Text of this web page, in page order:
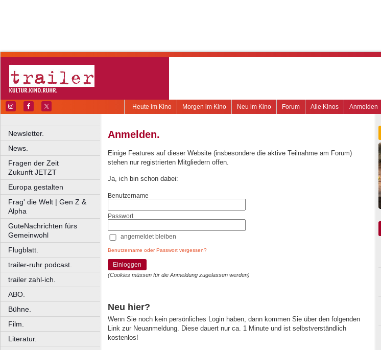
Anmelden
Alle Kinos
Forum
Neu im Kino
Morgen im Kino
Heute im Kino
Newsletter.
News.
Fragen der Zeit
Zukunft JETZT
Europa gestalten
Frag' die Welt | Gen Z &
Alpha
GuteNachrichten fürs
Gemeinwohl
Flugblatt.
trailer-ruhr podcast.
trailer zahl-ich.
ABO.
Bühne.
Film.
Literatur.
Anmelden.
Einige Features auf dieser Website (insbesondere die aktive Teilnahme am Forum)
stehen nur registrierten Mitgliedern offen.
Ja, ich bin schon dabei:
Benutzername
Passwort
angemeldet bleiben
Benutzername oder Passwort vergessen?
Einloggen
(Cookies müssen für die Anmeldung zugelassen werden)
Neu hier?
Wenn Sie noch kein persönliches Login haben, dann kommen Sie über den folgenden
Link zur Neuanmeldung. Diese dauert nur ca. 1 Minute und ist selbstverständlich
kostenlos!